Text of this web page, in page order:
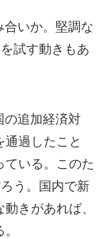
いか。堅調な
試す動きもあ
追加経済対
過したこと
ている。このた
う。国内で新
きがあれば、